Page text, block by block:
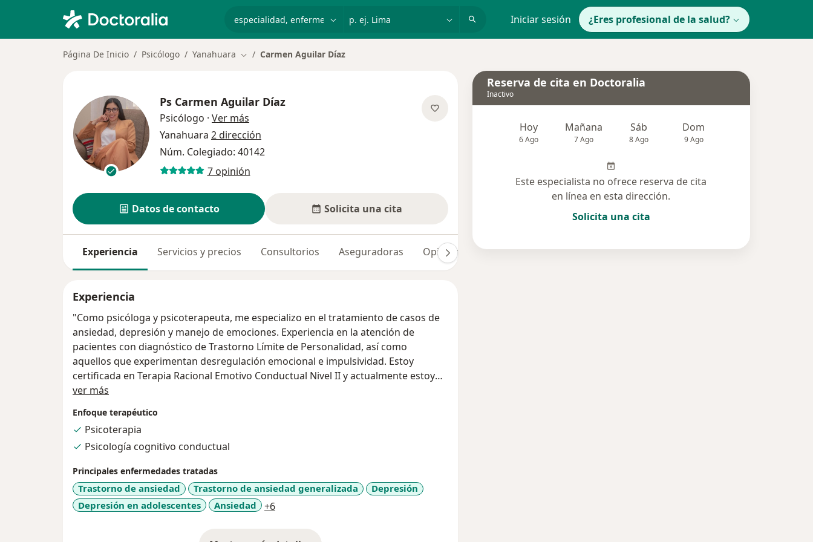
Iniciar sesión ¿Eres profesional de la salud?
Página De Inicio Psicólogo Yanahuara Cambiar de ciudad
Carmen Aguilar Díaz
Ps Carmen Aguilar Díaz
Psicólogo · Ver más
Yanahuara 2 dirección
Núm. Colegiado: 40142
7 opinión
Datos de contacto Solicita una cita
Experiencia Servicios y precios Consultorios Aseguradoras Opiniones (7)
Experiencia
"Como psicóloga y psicoterapeuta, me especializo en el tratamiento de casos de
ansiedad, depresión y manejo de emociones. Experiencia en la atención de
pacientes con diagnóstico de Trastorno Límite de Personalidad, así como
aquellos que experimentan desregulación emocional e impulsividad. Estoy
certificada en Terapia Racional Emotivo Conductual Nivel II y actualmente estoy
completando una maestría en Terapias de Tercera Generación. Como miembro
de la Asociación Internacional de Terapia Racional Emotivo Conductual (IAREBT),
mantengo los más altos estándares en mi práctica. Además, estoy certificada
como Licenciataria Benziger, lo que me permite evaluar el talento natural de las
personas. Mi formación se complementa con un máster en Dirección y Gestión
mis pacientes a alcanzar su máximo potencial."
ver más
Enfoque terapéutico
Psicoterapia
Psicología cognitivo conductual
Principales enfermedades tratadas
Trastorno de ansiedad Trastorno de ansiedad generalizada
Depresión
Depresión en adolescentes
Ansiedad +6a11y_sr_more_diseases
Reserva de cita en Doctoralia
Inactivo
Hoy
6 Ago
Mañana
7 Ago
Sáb
8 Ago
Dom
9 Ago
Este especialista no ofrece reserva de cita
en línea en esta dirección.
Solicita una cita